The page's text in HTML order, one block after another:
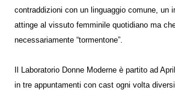
contraddizioni con un linguaggio comune, un
attinge al vissuto femminile quotidiano ma
necessariamente “tormentone”.
Il Laboratorio Donne Moderne è partito ad
in tre appuntamenti con cast ogni volta